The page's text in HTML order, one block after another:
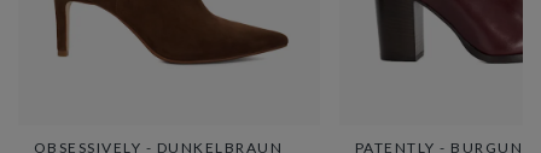
OBSESSIVELY - DUNKELBRAUN
PATENTLY -